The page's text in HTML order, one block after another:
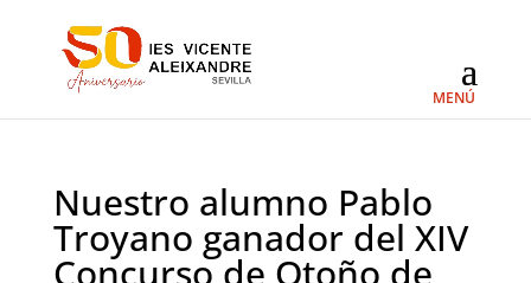
Nuestro alumno Pablo
Troyano ganador del XIV
Concurso de Otoño de